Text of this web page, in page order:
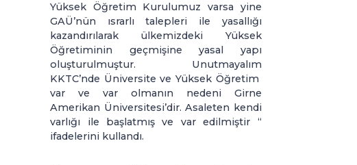
Yüksek Öğretim Kurulumuz varsa yine
GAÜ’nün ısrarlı talepleri ile yasallığı
kazandırılarak ülkemizdeki Yüksek
Öğretiminin geçmişine yasal yapı
oluşturulmuştur. Unutmayalım
KKTC’nde Üniversite ve Yüksek Öğretim
var ve var olmanın nedeni Girne
Amerikan Üniversitesi’dir. Asaleten kendi
varlığı ile başlatmış ve var edilmiştir “
ifadelerini kullandı.